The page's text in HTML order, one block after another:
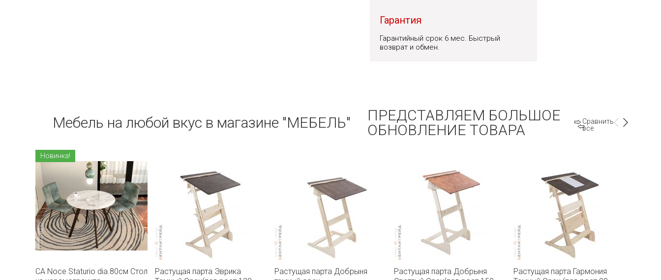
Гарантия
Гарантийный срок 6 мес. Быстрый
возврат и обмен.
Мебель на любой вкус в магазине "МЕБЕЛЬ"
ПРЕДСТАВЛЯЕМ БОЛЬШОЕ
ОБНОВЛЕНИЕ ТОВАРА
Сравнить
все
Новинка!
CA Noce Staturio dia.80см Стол
Растущая парта Эврика
Растущая парта Добрыня
Растущая парта Добрыня
Растущая парта Гармония